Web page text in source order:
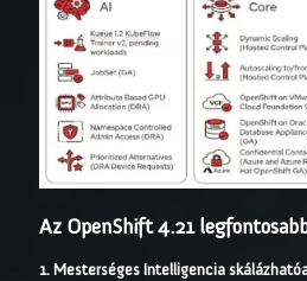
Az OpenShift 4.21
1. Mesterséges Intelligencia